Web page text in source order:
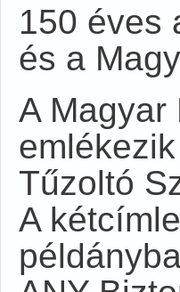
150 éves
és a
A
Tűzoltó
A